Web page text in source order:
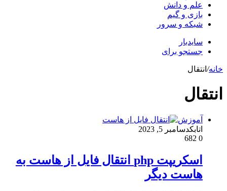
علم و دانش
بازی و گیم
شبکه و سرور
سایدبار
جستجو برای
خانه/ انتقال
انتقال
آموزش
اتابکدسامبر 5, 2023
0
اسکریپت php انتقال فایل از هاست به
هاست دیگر